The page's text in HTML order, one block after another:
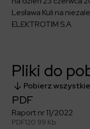
Materiały prasowe
Kontakt dla mediów
Lesława Kuli na
ELEKTROTIM S.A.
Pliki do
Pobierz wszystkie
PDF
Raport nr 11/2022
PDF120.99 Kb